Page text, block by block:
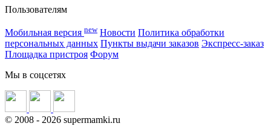
Пользователям
Мобильная версия new Новости Политика обработки
персональных данных Пункты выдачи заказов Экспресс-заказ
Площадка пристроя Форум
Мы в соцсетях
© 2008 - 2026 supermamki.ru